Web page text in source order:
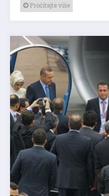
Pročitajte više